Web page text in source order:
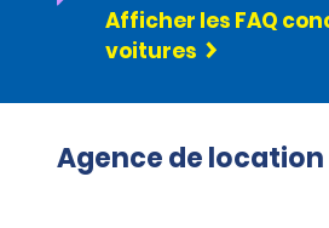
Afficher les FAQ
voitures
Agence de